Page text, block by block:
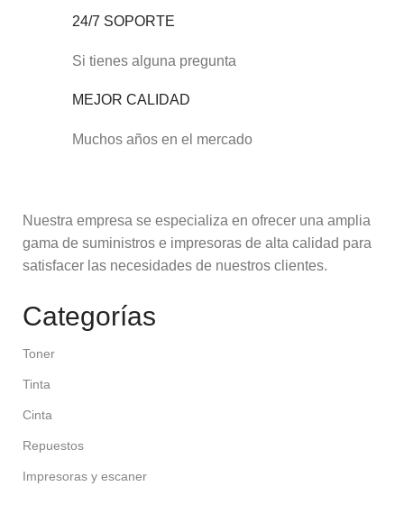
24/7 SOPORTE
Si tienes alguna pregunta
MEJOR CALIDAD
Muchos años en el mercado
Nuestra empresa se especializa en ofrecer una amplia
gama de suministros e impresoras de alta calidad para
satisfacer las necesidades de nuestros clientes.
Categorías
Toner
Tinta
Cinta
Repuestos
Impresoras y escaner